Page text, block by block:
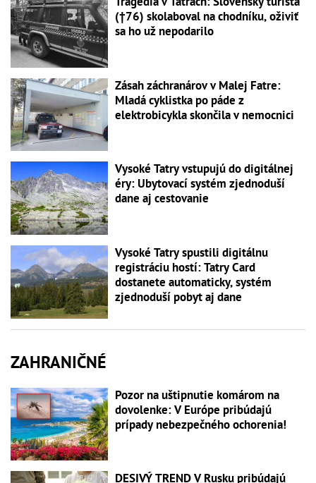
(†76) skolaboval na chodníku, oživiť
sa ho už nepodarilo
Zásah záchranárov v Malej Fatre:
Mladá cyklistka po páde z
elektrobicykla skončila v nemocnici
Vysoké Tatry vstupujú do digitálnej
éry: Ubytovací systém zjednoduší
dane aj cestovanie
Vysoké Tatry spustili digitálnu
registráciu hostí: Tatry Card
dostanete automaticky, systém
zjednoduší pobyt aj dane
ZAHRANIČNÉ
Pozor na uštipnutie komárom na
dovolenke: V Európe pribúdajú
prípady nebezpečného ochorenia!
DESIVÝ TREND V Rusku pribúdajú